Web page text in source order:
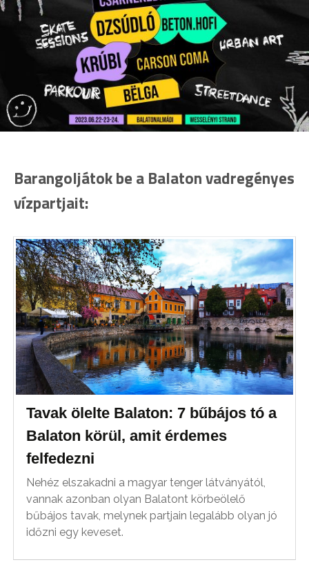
Barangoljátok be a Balaton vadregényes
vízpartjait:
Tavak ölelte Balaton: 7 bűbájos tó a
Balaton körül, amit érdemes
felfedezni
Nehéz elszakadni a magyar tenger látványától,
vannak azonban olyan Balatont körbeölelő
bűbájos tavak, melynek partjain legalább olyan jó
időzni egy keveset.